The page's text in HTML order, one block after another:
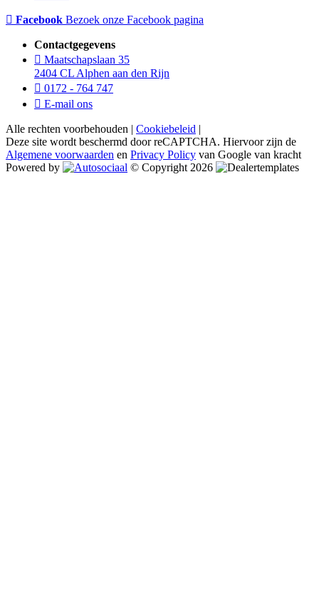
Facebook Bezoek onze Facebook pagina
Contactgegevens
Maatschapslaan 35
2404 CL Alphen aan den Rijn
0172 - 764 747
E-mail ons
Alle rechten voorbehouden | Cookiebeleid |
Deze site wordt beschermd door reCAPTCHA. Hiervoor zijn de
Algemene voorwaarden en Privacy Policy van Google van kracht
Powered by
© Copyright 2026